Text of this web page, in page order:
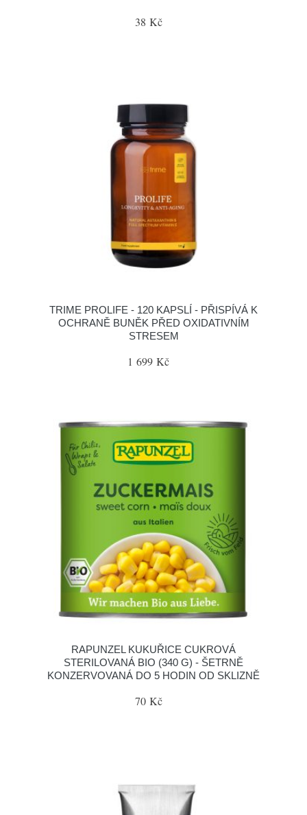
38 Kč
TRIME PROLIFE - 120 KAPSLÍ - PŘISPÍVÁ K
OCHRANĚ BUNĚK PŘED OXIDATIVNÍM
STRESEM
1 699 Kč
RAPUNZEL KUKUŘICE CUKROVÁ
STERILOVANÁ BIO (340 G) - ŠETRNĚ
KONZERVOVANÁ DO 5 HODIN OD SKLIZNĚ
70 Kč